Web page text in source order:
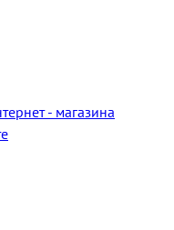
- магазина